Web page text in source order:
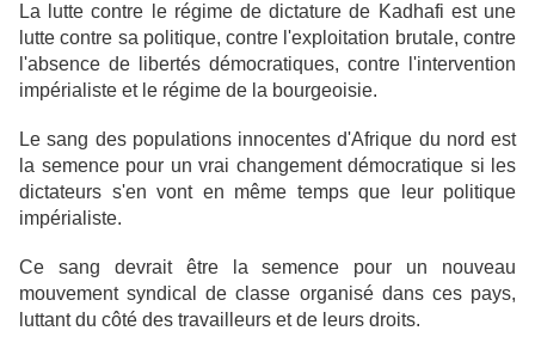
La lutte contre le régime de dictature de Kadhafi est une
lutte contre sa politique, contre l'exploitation brutale, contre
l'absence de libertés démocratiques, contre l'intervention
impérialiste et le régime de la bourgeoisie.
Le sang des populations innocentes d'Afrique du nord est
la semence pour un vrai changement démocratique si les
dictateurs s'en vont en même temps que leur politique
impérialiste.
Ce sang devrait être la semence pour un nouveau
mouvement syndical de classe organisé dans ces pays,
luttant du côté des travailleurs et de leurs droits.